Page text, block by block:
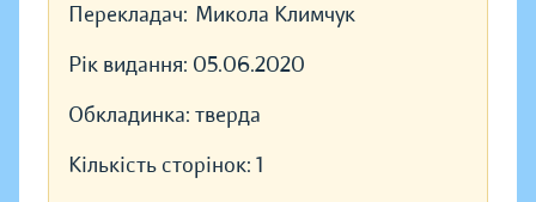
Перекладач: Микола Климчук
Рік видання: 05.06.2020
Обкладинка: тверда
Кількість сторінок: 1